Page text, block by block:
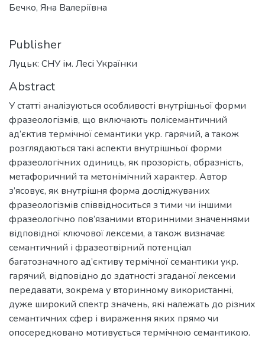
Бечко, Яна Валеріївна
Publisher
Луцьк: СНУ ім. Лесі Українки
Abstract
У статті аналізуються особливості внутрішньої форми
фразеологізмів, що включають полісемантичний
ад’єктив термічної семантики укр. гарячий, а також
розглядаються такі аспекти внутрішньої форми
фразеологічних одиниць, як прозорість, образність,
метафоричний та метонімічний характер. Автор
з’ясовує, як внутрішня форма досліджуваних
фразеологізмів співвідноситься з тими чи іншими
фразеологічно пов’язаними вторинними значеннями
відповідної ключової лексеми, а також визначає
семантичний і фразеотвірний потенціал
багатозначного ад’єктиву термічної семантики укр.
гарячий, відповідно до здатності згаданої лексеми
передавати, зокрема у вторинному використанні,
дуже широкий спектр значень, які належать до різних
семантичних сфер і вираження яких прямо чи
опосередковано мотивується термічною семантикою.